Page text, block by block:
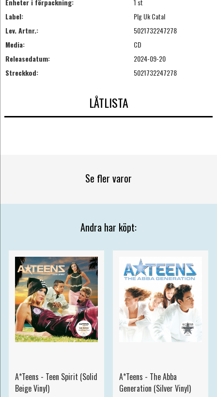
Enheter i förpackning:
1 st
Label:
Plg Uk Catal
Lev. Artnr.:
5021732247278
Media:
CD
Releasedatum:
2024-09-20
Streckkod:
5021732247278
LÅTLISTA
Se fler varor
Andra har köpt:
A*Teens - Teen Spirit (Solid
Beige Vinyl)
A*Teens - The Abba
Generation (Silver Vinyl)